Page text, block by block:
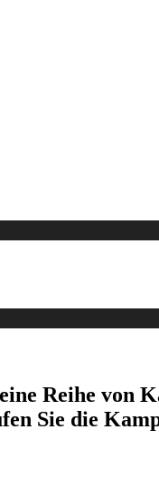
Reihe von
Sie die